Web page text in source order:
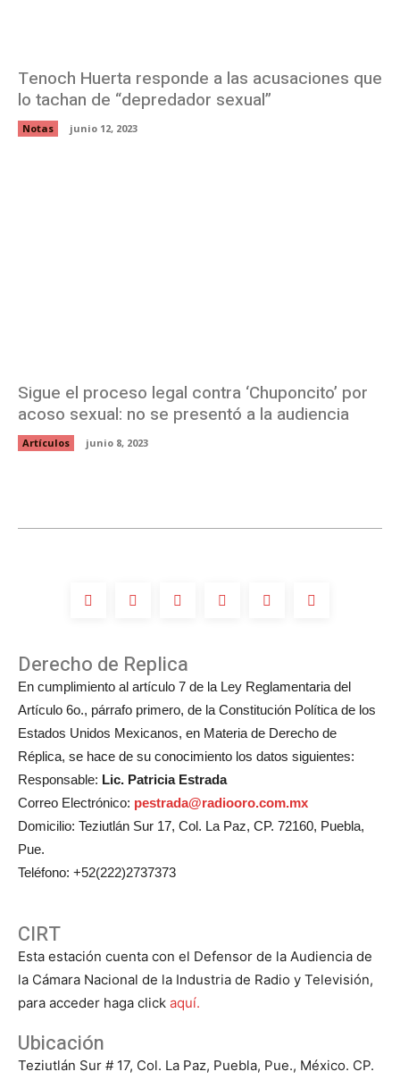
Tenoch Huerta responde a las acusaciones que
lo tachan de “depredador sexual”
Notas junio 12, 2023
Sigue el proceso legal contra ‘Chuponcito’ por
acoso sexual: no se presentó a la audiencia
Artículos junio 8, 2023
Derecho de Replica
En cumplimiento al artículo 7 de la Ley Reglamentaria del
Artículo 6o., párrafo primero, de la Constitución Política de los
Estados Unidos Mexicanos, en Materia de Derecho de
Réplica, se hace de su conocimiento los datos siguientes:
Responsable: Lic. Patricia Estrada
Correo Electrónico: pestrada@radiooro.com.mx
Domicilio: Teziutlán Sur 17, Col. La Paz, CP. 72160, Puebla,
Pue.
Teléfono: +52(222)2737373
CIRT
Esta estación cuenta con el Defensor de la Audiencia de
la Cámara Nacional de la Industria de Radio y Televisión,
para acceder haga click aquí.
Ubicación
Teziutlán Sur # 17, Col. La Paz, Puebla, Pue., México. CP.